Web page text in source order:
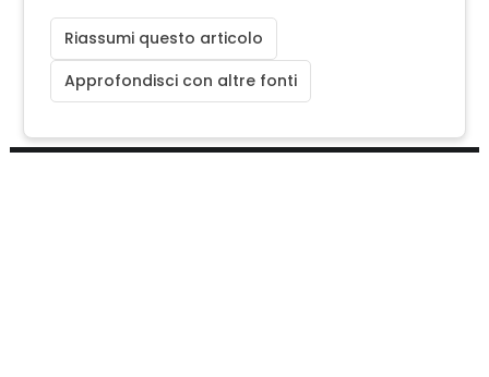
Riassumi questo articolo
Approfondisci con altre fonti